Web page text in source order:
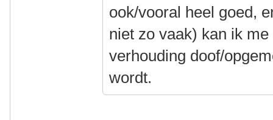
ook/vooral heel goed,
niet zo vaak) kan ik
verhouding doof/
wordt.